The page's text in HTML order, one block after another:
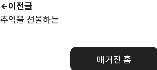
이전글
추억을 선물하는
매거진 홈